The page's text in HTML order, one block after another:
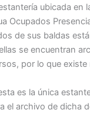
ubicada en
Ocupados
de sus baldas
se encuentran
por lo que existe
es la única
el archivo de dicha